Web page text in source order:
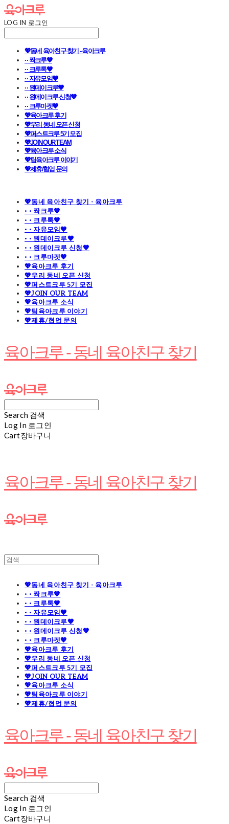
LOG IN 로그인
💖동네 육아친구 찾기 - 육아크루
· · 짝크루🧡
· · 크루톡🧡
· · 자유모임🧡
· · 원데이크루🧡
· · 원데이크루 신청🧡
· · 크루마켓🧡
💖육아크루 후기
💖우리 동네 오픈 신청
💖퍼스트크루 5기 모집
💖JOIN OUR TEAM
💖육아크루 소식
💖팀육아크루 이야기
💖제휴/협업 문의
💖동네 육아친구 찾기 - 육아크루
· · 짝크루🧡
· · 크루톡🧡
· · 자유모임🧡
· · 원데이크루🧡
· · 원데이크루 신청🧡
· · 크루마켓🧡
💖육아크루 후기
💖우리 동네 오픈 신청
💖퍼스트크루 5기 모집
💖JOIN OUR TEAM
💖육아크루 소식
💖팀육아크루 이야기
💖제휴/협업 문의
육아크루 - 동네 육아친구 찾기
Search 검색
Log In 로그인
Cart장바구니
육아크루 - 동네 육아친구 찾기
💖동네 육아친구 찾기 - 육아크루
· · 짝크루🧡
· · 크루톡🧡
· · 자유모임🧡
· · 원데이크루🧡
· · 원데이크루 신청🧡
· · 크루마켓🧡
💖육아크루 후기
💖우리 동네 오픈 신청
💖퍼스트크루 5기 모집
💖JOIN OUR TEAM
💖육아크루 소식
💖팀육아크루 이야기
💖제휴/협업 문의
육아크루 - 동네 육아친구 찾기
Search 검색
Log In 로그인
Cart장바구니